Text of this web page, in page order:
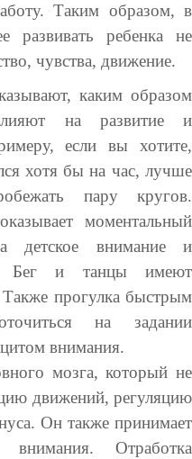
Таким образом, в
развивать ребенка не
чувства, движение.
каким образом
на развитие и
если вы хотите,
хотя бы на час, лучше
пару кругов.
моментальный
детское внимание и
Бег и танцы имеют
прогулка быстрым
на задании
внимания.
мозга, который не
движений, регуляцию
Он также принимает
внимания. Отработка